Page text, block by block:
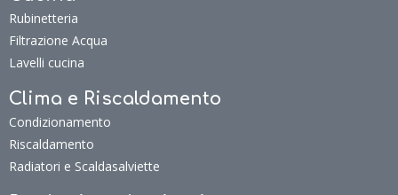
Rubinetteria
Filtrazione Acqua
Lavelli cucina
Clima e Riscaldamento
Condizionamento
Riscaldamento
Radiatori e Scaldasalviette